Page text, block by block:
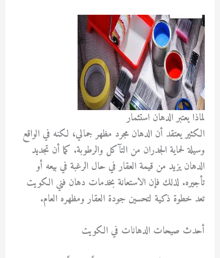
لماذا يعتبر الدهان استثمار
الكثير يعتقد أن الدهان مجرد مظهر جمالي، لكنه في الواقع
وسيلة لحماية الجدران من التآكل والرطوبة. كما أن تجديد
الدهان يزيد من قيمة العقار في حال الرغبة في بيعه أو
تأجيره. لذلك فإن الاستعانة بخدمات دهان فني الكويت
تعد خطوة ذكية لتحسين جودة العقار ومظهره العام.
أحدث صيحات الدهانات في الكويت